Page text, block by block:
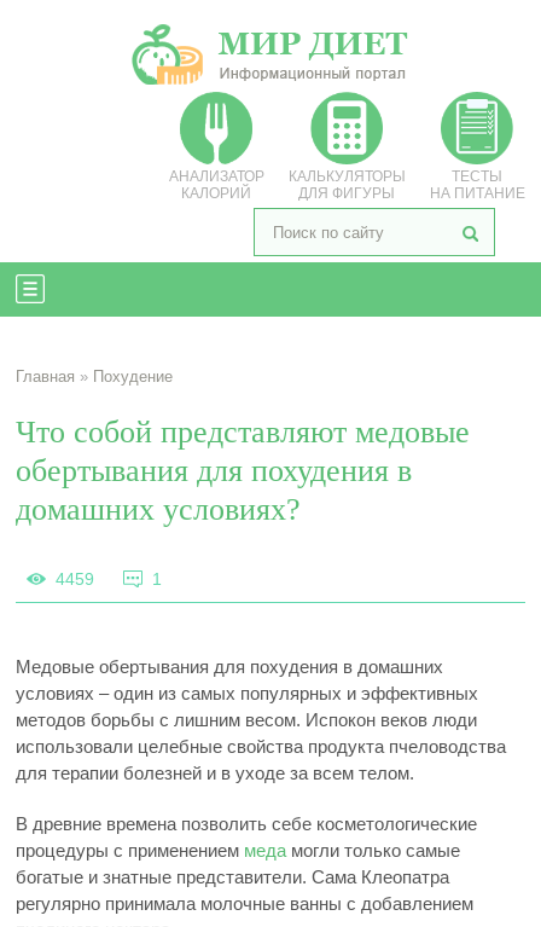
АНАЛИЗАТОР
КАЛОРИЙ
КАЛЬКУЛЯТОРЫ
ДЛЯ ФИГУРЫ
ТЕСТЫ
НА ПИТАНИЕ
Главная » Похудение
Что собой представляют медовые
обертывания для похудения в
домашних условиях?
4459 1
Медовые обертывания для похудения в домашних
условиях – один из самых популярных и эффективных
методов борьбы с лишним весом. Испокон веков люди
использовали целебные свойства продукта пчеловодства
для терапии болезней и в уходе за всем телом.
В древние времена позволить себе косметологические
процедуры с применением меда могли только самые
богатые и знатные представители. Сама Клеопатра
регулярно принимала молочные ванны с добавлением